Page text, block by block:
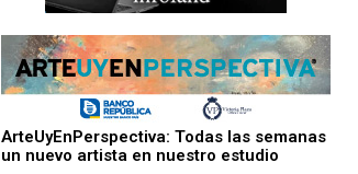
ArteUyEnPerspectiva: Todas las semanas
un nuevo artista en nuestro estudio